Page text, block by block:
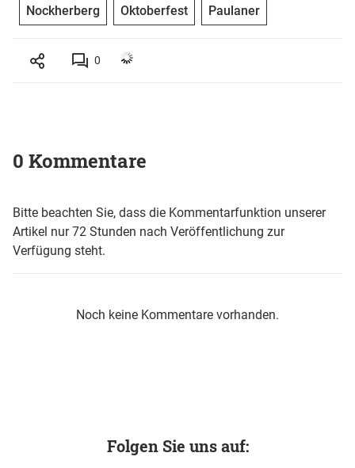
Nockherberg Oktoberfest Paulaner
0
0 Kommentare
Bitte beachten Sie, dass die Kommentarfunktion unserer
Artikel nur 72 Stunden nach Veröffentlichung zur
Verfügung steht.
Noch keine Kommentare vorhanden.
Folgen Sie uns auf: